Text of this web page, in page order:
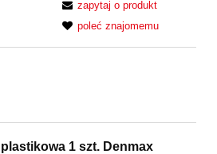
zapytaj o produkt
poleć znajomemu
1 szt. Denmax